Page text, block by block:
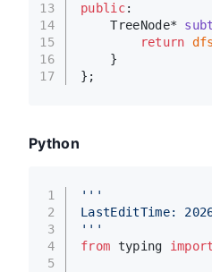
13
14
15
16
17
public:
TreeNode*
return dfs
    }
};
Python
1
2
3
4
5
'''
LastEditTime:
'''
from typing import